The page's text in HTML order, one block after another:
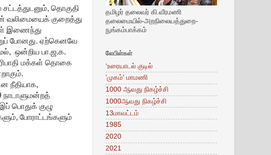
தொகுதி
வலிமையைக் குறைத்து
இணைந்து
போனது. ஏற்கெனவே
ஒன்றிய பா.ஜ.க.
மக்கள் தொகை
நீதியாக,
நாடாளுமன்றத்
பொதுக் குழு
போராட்டங்களும்
தமிழர் தலைவர் கி.வீரமணி
தலைமையில்-அறநிலையத்துறை-
நுங்கம்பாக்கம்
லேபிள்கள்
‘உரையாடல் குடில்
'முகம்' மாமணி
1000 ஆவது நிகழ்ச்சி
1000ஆவது நிகழ்ச்சி
13மாவட்டம்
1985
2020
2021